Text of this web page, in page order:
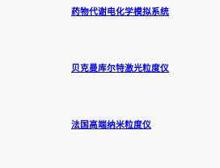
药物代谢电化学模拟系统
贝克曼库尔特激光粒度仪
法国高端纳米粒度仪